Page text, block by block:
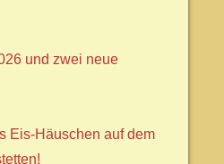
und zwei neue
Eis-Häuschen auf dem